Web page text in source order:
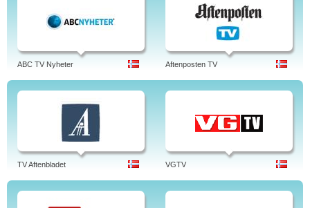
ABC TV Nyheter Aftenposten TV
TV Aftenbladet VGTV